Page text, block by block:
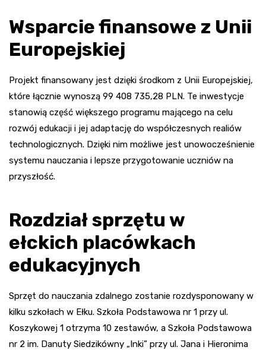
Wsparcie finansowe z Unii
Europejskiej
Projekt finansowany jest dzięki środkom z Unii Europejskiej,
które łącznie wynoszą 99 408 735,28 PLN. Te inwestycje
stanowią część większego programu mającego na celu
rozwój edukacji i jej adaptację do współczesnych realiów
technologicznych. Dzięki nim możliwe jest unowocześnienie
systemu nauczania i lepsze przygotowanie uczniów na
przyszłość.
Rozdział sprzętu w
ełckich placówkach
edukacyjnych
Sprzęt do nauczania zdalnego zostanie rozdysponowany w
kilku szkołach w Ełku. Szkoła Podstawowa nr 1 przy ul.
Koszykowej 1 otrzyma 10 zestawów, a Szkoła Podstawowa
nr 2 im. Danuty Siedzikówny „Inki” przy ul. Jana i Hieronima